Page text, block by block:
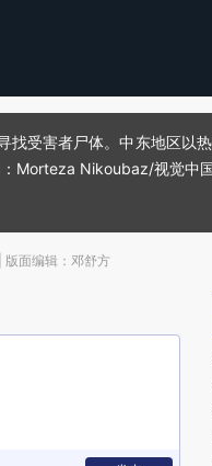
受害者尸体。中东地区以
Morteza Nikoubaz/视觉中
面编辑：邓舒方